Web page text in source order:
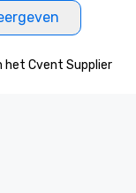
het Cvent Supplier